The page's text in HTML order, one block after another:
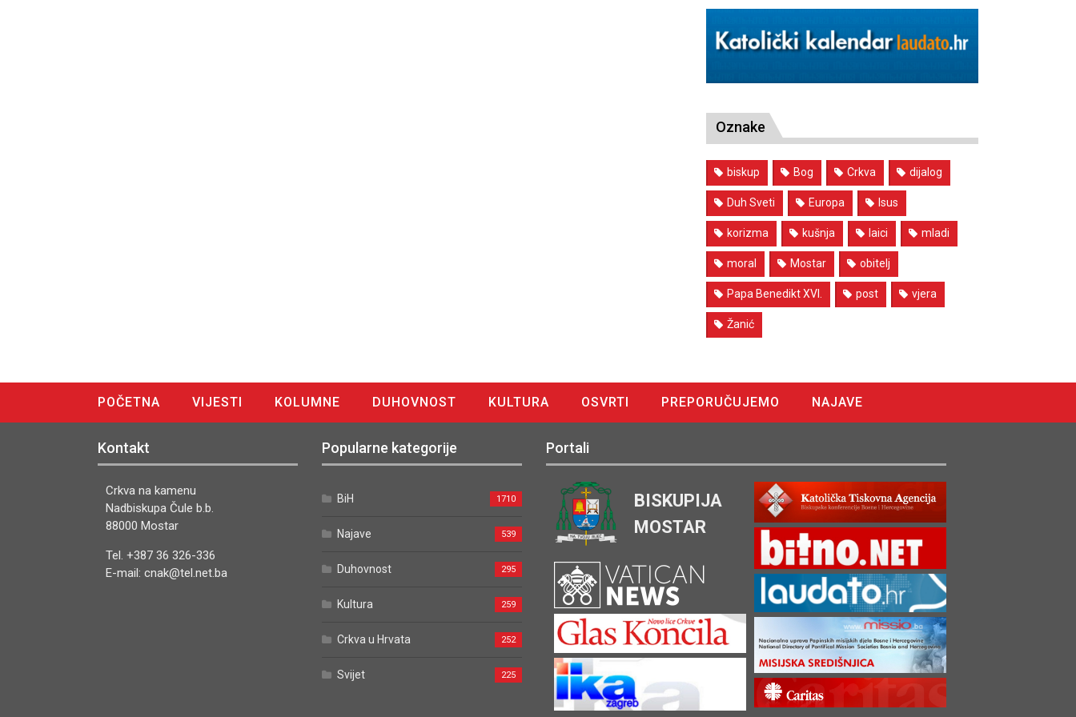
Oznake
biskup Bog Crkva dijalog
Duh Sveti Europa Isus
korizma kušnja laici mladi
moral Mostar obitelj
Papa Benedikt XVI. post vjera
Žanić
POČETNA VIJESTI KOLUMNE DUHOVNOST KULTURA OSVRTI PREPORUČUJEMO
NAJAVE
Kontakt
Crkva na kamenu
Nadbiskupa Čule b.b.
88000 Mostar
Tel. +387 36 326-336
E-mail: cnak@tel.net.ba
Popularne kategorije
BiH 1710
Najave 539
Duhovnost 295
Kultura 259
Crkva u Hrvata 252
Svijet 225
Portali
BISKUPIJA
MOSTAR